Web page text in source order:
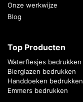
Onze werkwijze
Blog
Top Producten
Waterflesjes bedrukken
Bierglazen bedrukken
Handdoeken bedrukken
Emmers bedrukken